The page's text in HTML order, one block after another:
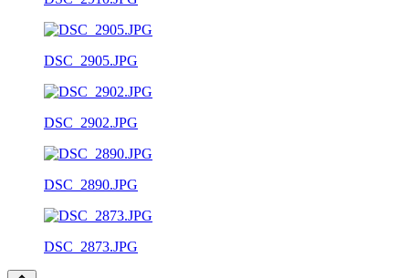
DSC_2905.JPG
DSC_2902.JPG
DSC_2890.JPG
DSC_2873.JPG